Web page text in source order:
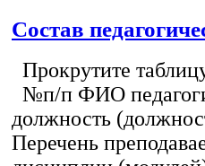
Состав
Прокрутите
№п/п ФИО
должность
Перечень